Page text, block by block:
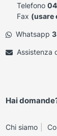
Telefono
Fax (usare
Whatsapp
Assistenza
Hai
Chi siamo